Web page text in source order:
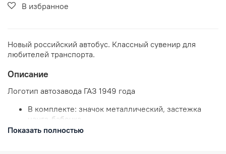
В избранное
Новый российский автобус. Классный сувенир для
любителей транспорта.
Описание
Логотип автозавода ГАЗ 1949 года
В комплекте: значок металлический, застежка
цанга-бабочка.
Показать полностью